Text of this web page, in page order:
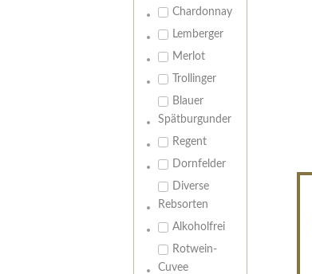
Chardonnay
Lemberger
Merlot
Trollinger
Blauer
Spätburgunder
Regent
Dornfelder
Diverse
Rebsorten
Alkoholfrei
Rotwein-
Cuvee